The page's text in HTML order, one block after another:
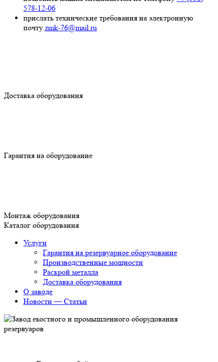
578-12-06
прислать технические требования на электронную
почту zmk-76@mail.ru
Доставка оборудования
Гарантия на оборудование
Монтаж оборудования
Каталог оборудования
Услуги
Гарантия на резервуарное оборудование
Производственные мощности
Раскрой металла
Доставка оборудования
О заводе
Новости — Статьи